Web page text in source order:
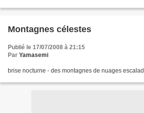
Montagnes célestes
Publié le 17/07/2008 à 21:15
Par Yamasemi
brise nocturne - des montagnes de nuages